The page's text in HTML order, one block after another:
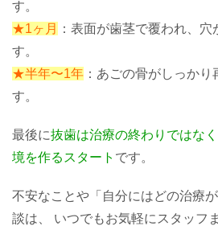
す。
★1ヶ月
：表面が歯茎で覆われ、穴
す。
★半年〜1年 ：あごの骨がしっか
す。
最後に抜歯は治療の終わりではな
境を作るスタート です。
不安なことや「自分にはどの治療
談は、 いつでもお気軽にスタッフ